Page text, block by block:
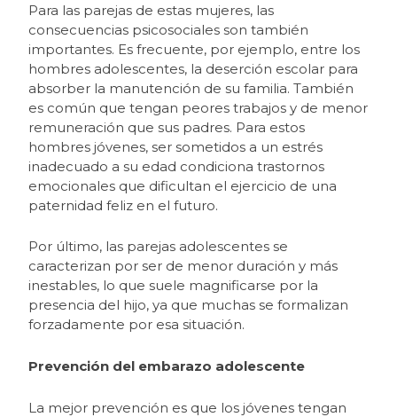
Para las parejas de estas mujeres, las
consecuencias psicosociales son también
importantes. Es frecuente, por ejemplo, entre los
hombres adolescentes, la deserción escolar para
absorber la manutención de su familia. También
es común que tengan peores trabajos y de menor
remuneración que sus padres. Para estos
hombres jóvenes, ser sometidos a un estrés
inadecuado a su edad condiciona trastornos
emocionales que dificultan el ejercicio de una
paternidad feliz en el futuro.
Por último, las parejas adolescentes se
caracterizan por ser de menor duración y más
inestables, lo que suele magnificarse por la
presencia del hijo, ya que muchas se formalizan
forzadamente por esa situación.
Prevención del embarazo adolescente
La mejor prevención es que los jóvenes tengan